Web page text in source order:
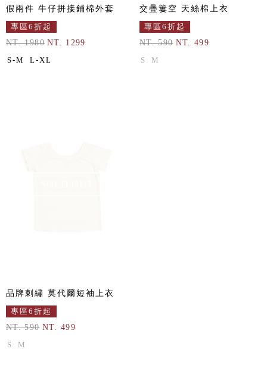
假兩件 牛仔拼接鋪棉外套
專區6折起
NT. 1980 NT. 1299
S-M L-XL
交疊簍空 天絲棉上衣
專區6折起
NT. 590 NT. 499
S M
品牌刺繡 莫代爾短袖上衣
專區6折起
NT. 590 NT. 499
S M